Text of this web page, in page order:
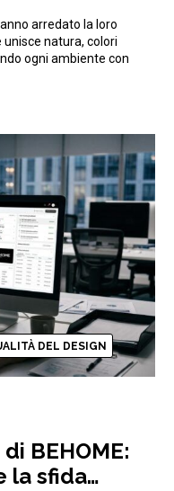
arredato la loro
unisce natura, colori
ogni ambiente con
DEL DESIGN
BEHOME:
la sfida